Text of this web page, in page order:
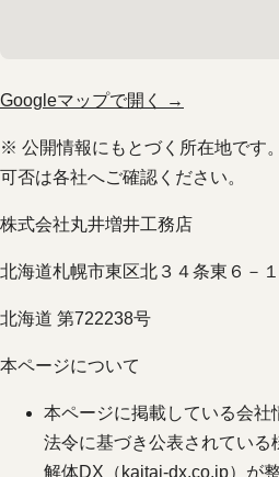
Googleマップで開く →
※ 公開情報にもとづく所在地です
可否は各社へご確認ください。
株式会社丸井増井工務店
北海道札幌市東区北３４条東６－
北海道 第722238号
本ページについて
本ページに掲載している会
法令に基づき公表されている
解体DX（ kaitai-dx.co.jp）が